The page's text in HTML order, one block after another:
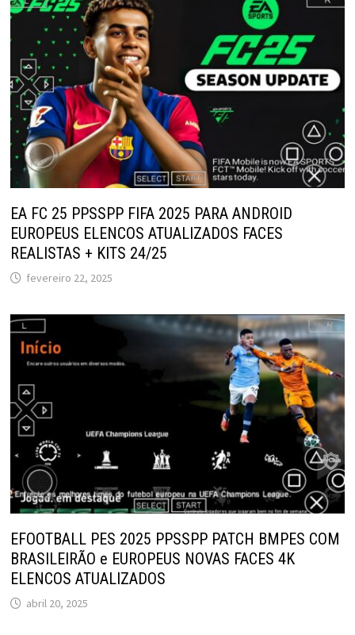
EA FC 25 PPSSPP FIFA 2025 PARA ANDROID
EUROPEUS ELENCOS ATUALIZADOS FACES
REALISTAS + KITS 24/25
fevereiro 22, 2025
EFOOTBALL PES 2025 PPSSPP PATCH BMPES COM
BRASILEIRÃO e EUROPEUS NOVAS FACES 4K
ELENCOS ATUALIZADOS
abril 20, 2025